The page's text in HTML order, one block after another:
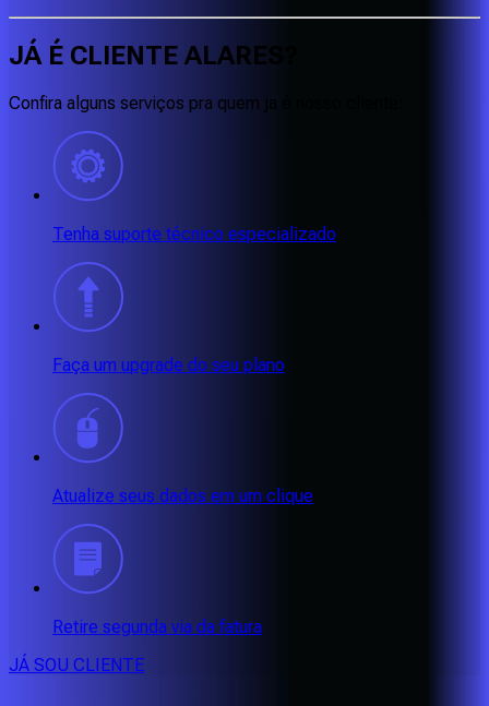
JÁ É CLIENTE ALARES
Confira alguns serviços pra quem ja é nosso cliente:
Tenha suporte técnico especializado
Faça um upgrade do seu plano
Atualize seus dados em um clique
Retire segunda via da fatura
JÁ SOU CLIENTE